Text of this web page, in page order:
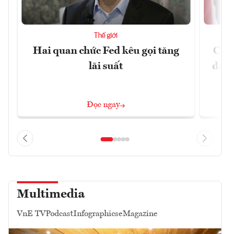
Thế giới
Hai quan chức Fed kêu gọi tăng
lãi suất
Đọc ngay
đã
Multimedia
VnE TVPodcastInfographicseMagazine